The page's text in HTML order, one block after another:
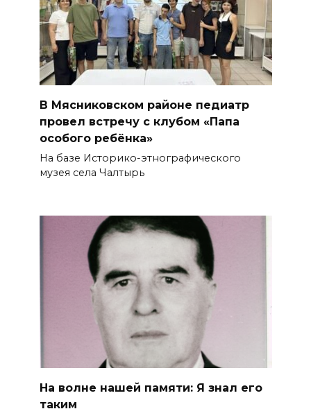
В Мясниковском районе педиатр
провел встречу с клубом «Папа
особого ребёнка»
На базе Историко-этнографического
музея села Чалтырь
На волне нашей памяти: Я знал его
таким